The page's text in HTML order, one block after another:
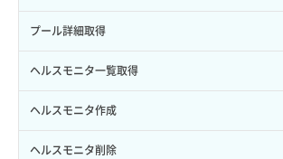
サブユーザー更新
サブユーザー詳細取得
トークン発行
パーミッション一覧取得
イメージ詳細取得
アタッチ済みポート詳細取得
アタッチ済みボリューム一覧
アタッチ済みボリューム詳細取得
コンソールURL発行
サブネット詳細取得
セキュリティグループ ルール一覧取得
セキュリティグループ ルール作成
セキュリティグループ ルール削除
プール詳細取得
ヘルスモニタ一覧取得
ヘルスモニタ作成
ヘルスモニタ削除